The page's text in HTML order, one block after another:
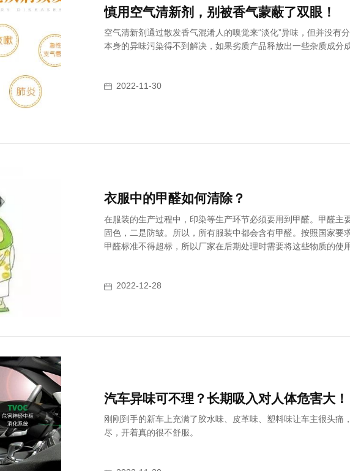
慎用空气清新剂，别被香气蒙蔽了双眼！
空气清新剂通过散发香气混淆人的嗅觉来“淡化”异味，但并没有
本身的异味污染得不到解决，如果劣质产品释放出一些杂质成分
2022-11-30
衣服中的甲醛如何清除？
在服装的生产过程中，印染等生产环节必须要用到甲醛。甲醛主
固色，二是防皱。所以，所有服装中都会含有甲醛。按照国家要
甲醛标准不得超标，所以厂家在后期处理时需要将这些物质的使
标牌。2022-12-28
汽车异味可不理？长期吸入对人体危害大！
刚刚到手的新车上充满了胶水味、皮革味、塑料味让车主很头痛
尽，开着真的很不舒服。